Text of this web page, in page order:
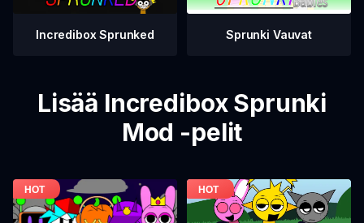
Incredibox Sprunked Sprunki Vauvat
Lisää Incredibox Sprunki
Mod -pelit